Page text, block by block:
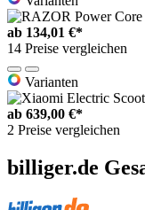
ab 134,01 €*
14 Preise vergleichen
Varianten
ab 639,00 €*
2 Preise vergleichen
billiger.de